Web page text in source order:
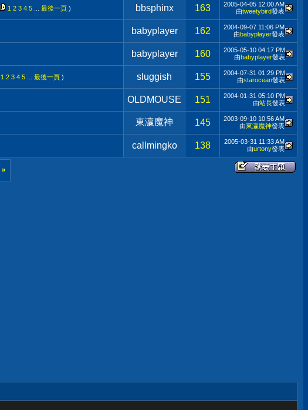
1 2 3 4 5 最後一頁 ) bbsphinx 163 2005-04-05 12:00 AM
由tweetybird發表
babyplayer 162 2004-09-07 11:06 PM
由babyplayer發表
babyplayer 160 2005-05-10 04:17 PM
由babyplayer發表
1 2 3 4 5 最後一頁 ) sluggish 155 2004-07-31 01:29 PM
由starocean發表
OLDMOUSE 151 2004-01-31 05:10 PM
由站長發表
東瀛魔神 145 2003-09-10 10:56 AM
由東瀛魔神發表
callmingko 138 2005-03-31 11:33 AM
由urtony發表
»